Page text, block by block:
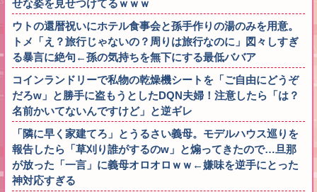
せな姿を見せつけてるｗｗｗ
ウトの還暦祝いにホテル食事会と孫手作りの湯のみを用意。
トメ「え？旅行じゃないの？周りは旅行なのに」図々しすぎ
る暴言に絶句←孫の気持ちを無下にする最低ババア
コインランドリーで私物の乾燥機シートを「ご自由にどうぞ
だろw」と勝手に盗もうとしたDQN夫婦！注意したら「は？
名前かいてないんですけど」と逆ギレ
「隣に早く家建てろ」とうるさい義母。モデルハウス巡りを
報告したら「草刈り誰がするのw」と煽ってきたので…旦那
が放った「一言」に義母オロオロｗｗ←嫌味を逆手にとった
神対応すぎる